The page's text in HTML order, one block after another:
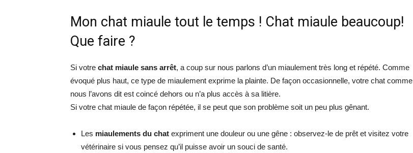
Mon chat miaule tout le temps ! Chat miaule beaucoup!
Que faire ?
Si votre chat miaule sans arrêt, a coup sur nous parlons d’un miaulement très long et répété. Comme
évoqué plus haut, ce type de miaulement exprime la plainte. De façon occasionnelle, votre chat comme
nous l’avons dit est coincé dehors ou n’a plus accès à sa litière.
Si votre chat miaule de façon répétée, il se peut que son problème soit un peu plus gênant.
Les miaulements du chat expriment une douleur ou une gêne : observez-le de prêt et visitez votre
vétérinaire si vous pensez qu’il puisse avoir un souci de santé.